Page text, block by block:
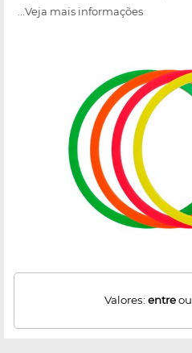
...Veja mais informações
Valores: entreou